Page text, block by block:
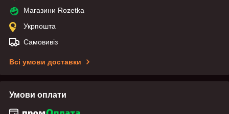
Магазини Rozetka
Укрпошта
Самовивіз
Всі умови доставки
Умови оплати